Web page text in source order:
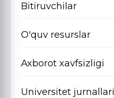
Bitiruvchilar
O'quv resurslar
Axborot xavfsizligi
Universitet jurnallari